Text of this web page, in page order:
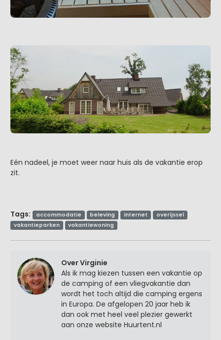
Eén nadeel, je moet weer naar huis als de vakantie erop
zit.
Tags: accommodatie beleving internet
overijssel
vakantieparken
vakantiewoning
Over Virginie
Als ik mag kiezen tussen een vakantie op
de camping of een vliegvakantie dan
wordt het toch altijd die camping ergens
in Europa. De afgelopen 20 jaar heb ik
dan ook met heel veel plezier gewerkt
aan onze website Huurtent.nl